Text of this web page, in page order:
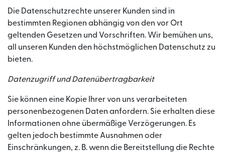
Die Datenschutzrechte unserer Kunden sind in
bestimmten Regionen abhängig von den vor Ort
geltenden Gesetzen und Vorschriften. Wir bemühen uns,
all unseren Kunden den höchstmöglichen Datenschutz zu
bieten.
Datenzugriff und Datenübertragbarkeit
Sie können eine Kopie Ihrer von uns verarbeiteten
personenbezogenen Daten anfordern. Sie erhalten diese
Informationen ohne übermäßige Verzögerungen. Es
gelten jedoch bestimmte Ausnahmen oder
Einschränkungen, z. B. wenn die Bereitstellung die Rechte